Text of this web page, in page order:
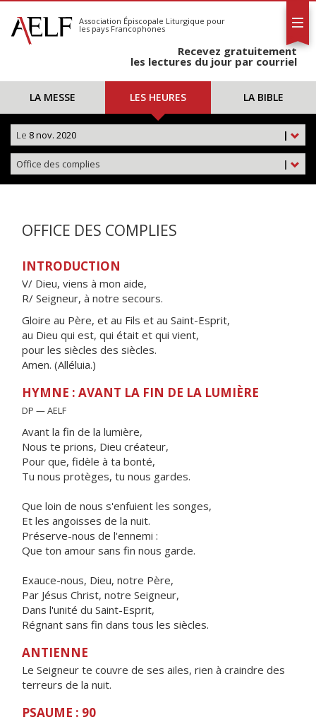
S'abonner
Calendrier
Association Épiscopale Liturgique pour
les pays Francophones
Recevez gratuitement
les lectures du jour par courriel
LA MESSE LES HEURES LA BIBLE
|
Le 8 nov. 2020
|
Office des complies
OFFICE DES COMPLIES
INTRODUCTION
V/ Dieu, viens à mon aide,
R/ Seigneur, à notre secours.
Gloire au Père, et au Fils et au Saint-Esprit,
au Dieu qui est, qui était et qui vient,
pour les siècles des siècles.
Amen. (Alléluia.)
HYMNE : AVANT LA FIN DE LA LUMIÈRE
DP — AELF
Avant la fin de la lumière,
Nous te prions, Dieu créateur,
Pour que, fidèle à ta bonté,
Tu nous protèges, tu nous gardes.
Que loin de nous s'enfuient les songes,
Et les angoisses de la nuit.
Préserve-nous de l'ennemi :
Que ton amour sans fin nous garde.
Exauce-nous, Dieu, notre Père,
Par Jésus Christ, notre Seigneur,
Dans l'unité du Saint-Esprit,
Régnant sans fin dans tous les siècles.
ANTIENNE
Le Seigneur te couvre de ses ailes, rien à craindre des
terreurs de la nuit.
PSAUME : 90